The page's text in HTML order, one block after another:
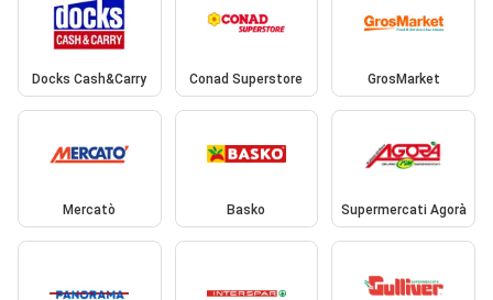
Docks Cash&Carry Conad Superstore GrosMarket
Mercatò Basko Supermercati Agorà